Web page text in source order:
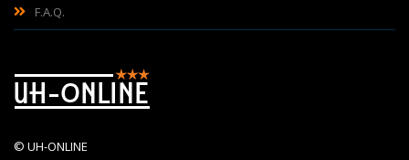
F.A.Q.
© UH-ONLINE